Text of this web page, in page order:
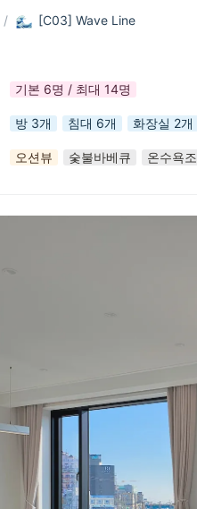
/ [C03] Wave Line
기본 6명 / 최대 14명
방 3개 침대 6개 화장실 2개
오션뷰 숯불바베큐 온수욕조